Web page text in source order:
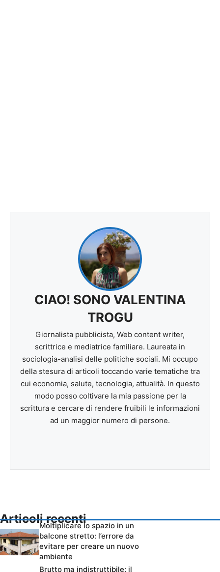
CIAO! SONO VALENTINA
TROGU
Giornalista pubblicista, Web content writer,
scrittrice e mediatrice familiare. Laureata in
sociologia-analisi delle politiche sociali. Mi occupo
della stesura di articoli toccando varie tematiche tra
cui economia, salute, tecnologia, attualità. In questo
modo posso coltivare la mia passione per la
scrittura e cercare di rendere fruibili le informazioni
ad un maggior numero di persone.
Articoli recenti
Moltiplicare lo spazio in un
balcone stretto: l’errore da
evitare per creare un nuovo
ambiente
Brutto ma indistruttibile: il